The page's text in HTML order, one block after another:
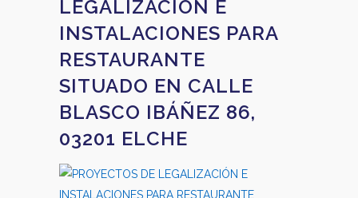
LEGALIZACIÓN E
INSTALACIONES PARA
RESTAURANTE
SITUADO EN CALLE
BLASCO IBÁÑEZ 86,
03201 ELCHE